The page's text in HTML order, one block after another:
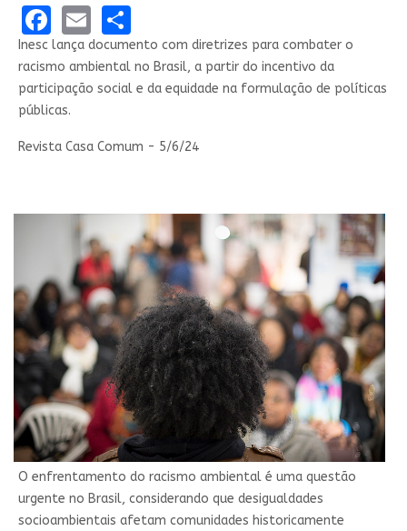
Facebook
EmailShare
Inesc lança documento com diretrizes para combater o
racismo ambiental no Brasil, a partir do incentivo da
participação social e da equidade na formulação de políticas
públicas.
Revista Casa Comum - 5/6/24
O enfrentamento do racismo ambiental é uma questão
urgente no Brasil, considerando que desigualdades
socioambientais afetam comunidades historicamente